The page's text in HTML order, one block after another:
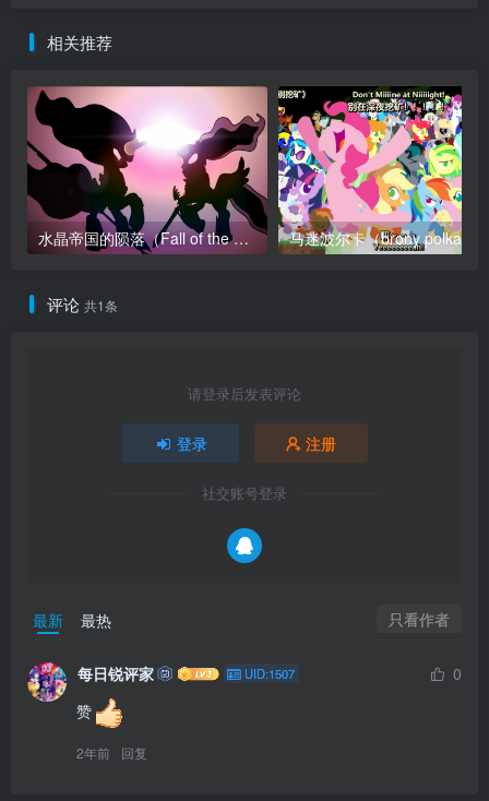
相关推荐
水晶帝国的陨落（Fall of the Crystal Empire） 马迷波尔卡（brony polka）
评论 共1条
请登录后发表评论
登录 注册
社交账号登录
最新 最热 只看作者
每日锐评家 UID:1507
0
赞
2年前 回复